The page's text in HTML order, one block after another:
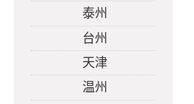
泰州
台州
天津
温州